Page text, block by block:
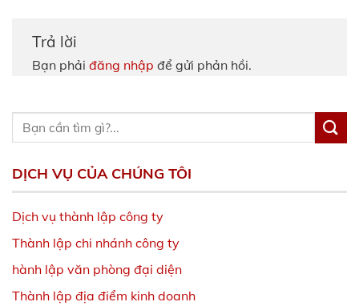
Trả lời
Bạn phải đăng nhập để gửi phản hồi.
DỊCH VỤ CỦA CHÚNG TÔI
Dịch vụ thành lập công ty
Thành lập chi nhánh công ty
hành lập văn phòng đại diện
Thành lập địa điểm kinh doanh